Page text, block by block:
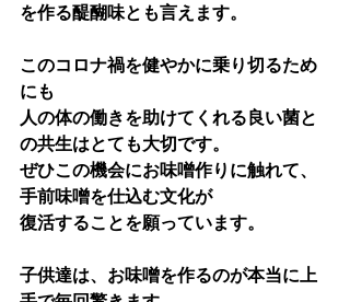
を作る醍醐味とも言えます。
このコロナ禍を健やかに乗り切るため
にも
人の体の働きを助けてくれる良い菌と
の共生はとても大切です。
ぜひこの機会にお味噌作りに触れて、
手前味噌を仕込む文化が
復活することを願っています。
子供達は、お味噌を作るのが本当に上